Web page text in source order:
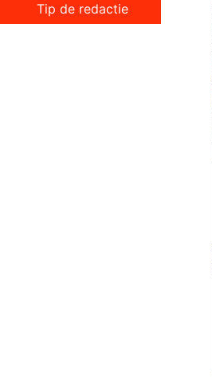
Tip de redactie